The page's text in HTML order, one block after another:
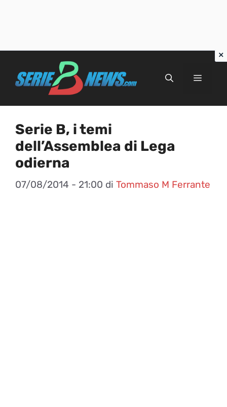
Menu
Serie B, i temi
dell’Assemblea di Lega
odierna
07/08/2014 - 21:00 di Tommaso M Ferrante